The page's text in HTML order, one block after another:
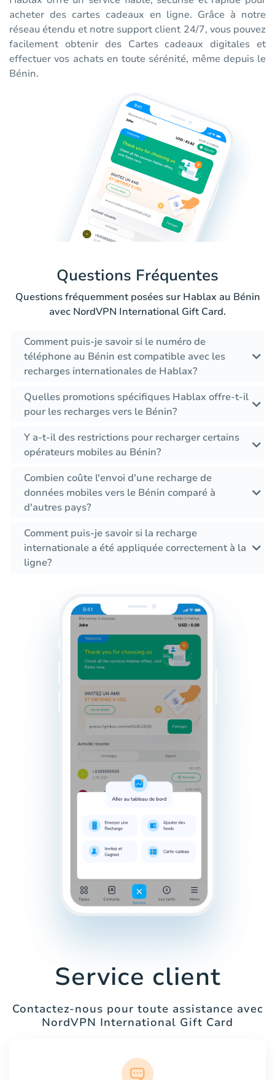
acheter des cartes cadeaux en ligne. Grâce à notre
réseau étendu et notre support client 24/7, vous pouvez
facilement obtenir des Cartes cadeaux digitales et
effectuer vos achats en toute sérénité, même depuis le
Bénin.
Questions Fréquentes
Questions fréquemment posées sur Hablax au Bénin
avec NordVPN International Gift Card.
Comment puis-je savoir si le numéro de
téléphone au Bénin est compatible avec les
recharges internationales de Hablax?
Quelles promotions spécifiques Hablax offre-t-il
pour les recharges vers le Bénin?
Y a-t-il des restrictions pour recharger certains
opérateurs mobiles au Bénin?
Combien coûte l'envoi d'une recharge de
données mobiles vers le Bénin comparé à
d'autres pays?
Comment puis-je savoir si la recharge
internationale a été appliquée correctement à la
ligne?
Service client
Contactez-nous pour toute assistance avec
NordVPN International Gift Card